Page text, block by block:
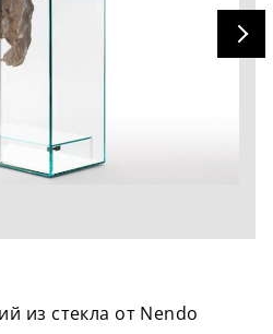
из стекла от Nendo